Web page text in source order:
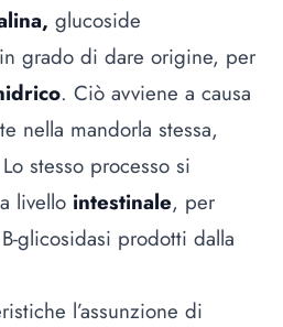
glucoside
grado di dare origine, per
. Ciò avviene a causa
nella mandorla stessa,
stesso processo si
livello intestinale, per
glicosidasi prodotti dalla
l’assunzione di